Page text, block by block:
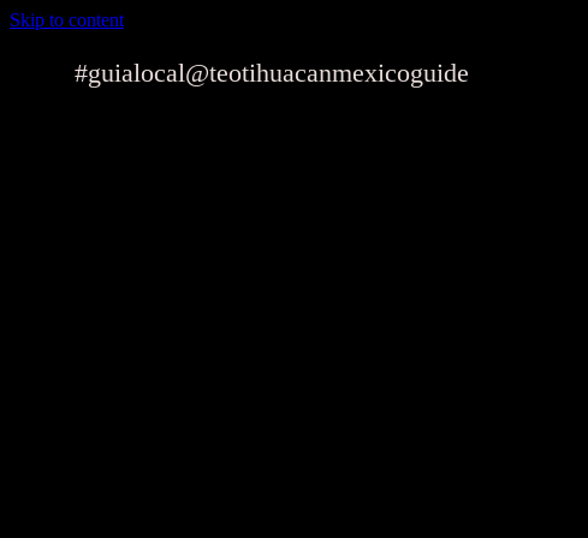
Skip to content
#guialocal@teotihuacanmexicoguide